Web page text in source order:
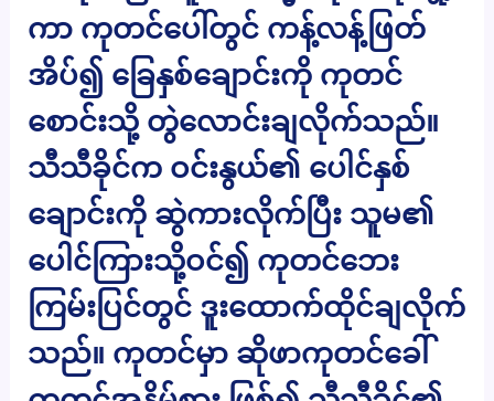
ကာ ကုတင်ပေါ်တွင် ကန့်လန့်ဖြတ်
အိပ်၍ ခြေနှစ်ချောင်းကို ကုတင်
စောင်းသို့ တွဲလောင်းချလိုက်သည်။
သီသီခိုင်က ဝင်းနွယ်၏ ပေါင်နှစ်
ချောင်းကို ဆွဲကားလိုက်ပြီး သူမ၏
ပေါင်ကြားသို့ဝင်၍ ကုတင်ဘေး
ကြမ်းပြင်တွင် ဒူးထောက်ထိုင်ချလိုက်
သည်။ ကုတင်မှာ ဆိုဖာကုတင်ခေါ်